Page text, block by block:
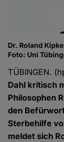
Dr. Roland Kipke
Foto: Uni
TÜBINGEN.
Dahl kritisch
Philosophen
den
Sterbehilfe
meldet sich